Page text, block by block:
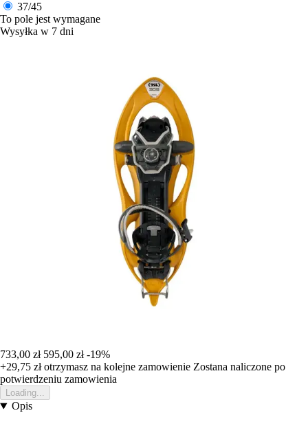
37/45
To pole jest wymagane
Wysyłka w 7 dni
733,00 zł 595,00 zł -19%
+29,75 złotrzymasz na kolejne zamowienie Zostana naliczone po
potwierdzeniu zamowienia
Loading...
Opis